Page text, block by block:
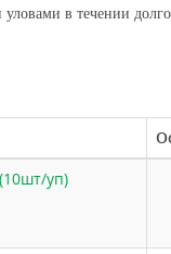
в течении
уп)